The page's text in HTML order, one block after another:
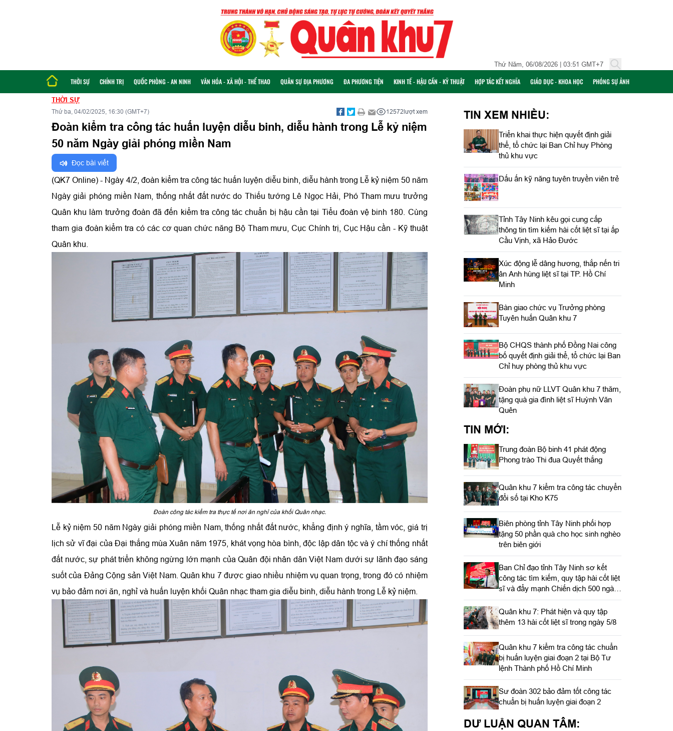
Thứ Năm, 06/08/2026 | 03:51 GMT+7
THỜI SỰ CHÍNH TRỊ QUỐC PHÒNG - AN NINH VĂN HÓA - XÃ HỘI - THỂ THAO QUÂN SỰ ĐỊA PHƯƠNG ĐA PHƯƠNG TIỆN KINH TẾ - HẬU CẦN - KỸ THUẬT HỢP TÁC KẾT NGHĨA GIÁO DỤC - KHOA HỌC PHÓNG SỰ ẢNH
THỜI SỰ
Thứ ba, 04/02/2025, 16:30 (GMT+7) 12572lượt xem
Đoàn kiểm tra công tác huấn luyện diễu binh, diễu hành trong Lễ kỷ niệm
50 năm Ngày giải phóng miền Nam
Đọc bài viết
(QK7 Online) - Ngày 4/2, đoàn kiểm tra công tác huấn luyện diễu binh, diễu hành trong Lễ kỷ niệm 50 năm
Ngày giải phóng miền Nam, thống nhất đất nước do Thiếu tướng Lê Ngọc Hải, Phó Tham mưu trưởng
Quân khu làm trưởng đoàn đã đến kiểm tra công tác chuẩn bị hậu cần tại Tiểu đoàn vệ binh 180. Cùng
tham gia đoàn kiểm tra có các cơ quan chức năng Bộ Tham mưu, Cục Chính trị, Cục Hậu cần - Kỹ thuật
Quân khu.
Đoàn công tác kiểm tra thực tế nơi ăn nghỉ của khối Quân nhạc.
Lễ kỷ niệm 50 năm Ngày giải phóng miền Nam, thống nhất đất nước, khẳng định ý nghĩa, tầm vóc, giá trị
lịch sử vĩ đại của Đại thắng mùa Xuân năm 1975, khát vọng hòa bình, độc lập dân tộc và ý chí thống nhất
đất nước, sự phát triển không ngừng lớn mạnh của Quân đội nhân dân Việt Nam dưới sự lãnh đạo sáng
suốt của Đảng Cộng sản Việt Nam. Quân khu 7 được giao nhiều nhiệm vụ quan trọng, trong đó có nhiệm
vụ bảo đảm nơi ăn, nghỉ và huấn luyện khối Quân nhạc tham gia diễu binh, diễu hành trong Lễ kỷ niệm.
TIN XEM NHIỀU:
Triển khai thực hiện quyết định giải
thể, tổ chức lại Ban Chỉ huy Phòng
thủ khu vực
Dấu ấn kỹ năng tuyên truyền viên trẻ
Tỉnh Tây Ninh kêu gọi cung cấp
thông tin tìm kiếm hài cốt liệt sĩ tại ấp
Cầu Vịnh, xã Hảo Đước
Xúc động lễ dâng hương, thắp nến tri
ân Anh hùng liệt sĩ tại TP. Hồ Chí
Minh
Bàn giao chức vụ Trưởng phòng
Tuyên huấn Quân khu 7
Bộ CHQS thành phố Đồng Nai công
bố quyết định giải thể, tổ chức lại Ban
Chỉ huy phòng thủ khu vực
Đoàn phụ nữ LLVT Quân khu 7 thăm,
tặng quà gia đình liệt sĩ Huỳnh Văn
Quên
TIN MỚI:
Trung đoàn Bộ binh 41 phát động
Phong trào Thi đua Quyết thắng
Quân khu 7 kiểm tra công tác chuyển
đổi số tại Kho K75
Biên phòng tỉnh Tây Ninh phối hợp
tặng 50 phần quà cho học sinh nghèo
trên biên giới
Ban Chỉ đạo tỉnh Tây Ninh sơ kết
công tác tìm kiếm, quy tập hài cốt liệt
sĩ và đẩy mạnh Chiến dịch 500 ngày
đêm
Quân khu 7: Phát hiện và quy tập
thêm 13 hài cốt liệt sĩ trong ngày 5/8
Quân khu 7 kiểm tra công tác chuẩn
bị huấn luyện giai đoạn 2 tại Bộ Tư
lệnh Thành phố Hồ Chí Minh
Sư đoàn 302 bảo đảm tốt công tác
chuẩn bị huấn luyện giai đoạn 2
DƯ LUẬN QUAN TÂM: